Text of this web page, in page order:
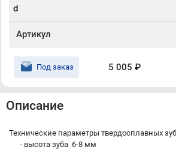
d
Артикул
Под заказ 5 005 ₽
Описание
Технические параметры твердосплавных
- высота зуба 6-8 мм